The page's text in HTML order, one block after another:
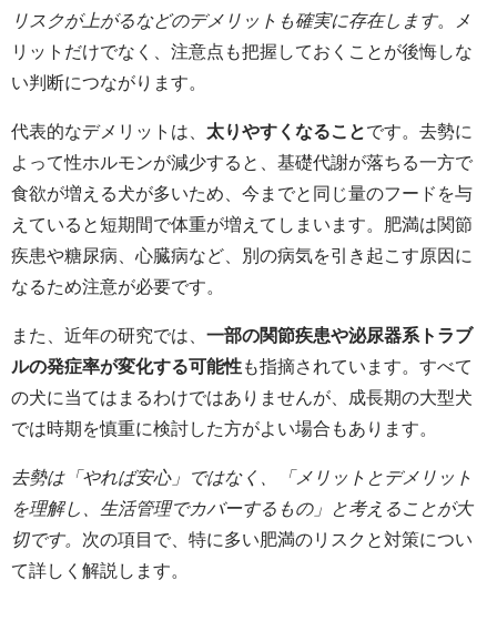
リスクが上がるなどのデメリットも確実に存在します。メ
リットだけでなく、注意点も把握しておくことが後悔しな
い判断につながります。
代表的なデメリットは、 太りやすくなることです。去勢に
よって性ホルモンが減少すると、基礎代謝が落ちる一方で
食欲が増える犬が多いため、今までと同じ量のフードを与
えていると短期間で体重が増えてしまいます。肥満は関節
疾患や糖尿病、心臓病など、別の病気を引き起こす原因に
なるため注意が必要です。
また、近年の研究では、 一部の関節疾患や泌尿器系トラブ
ルの発症率が変化する可能性も指摘されています。すべて
の犬に当てはまるわけではありませんが、成長期の大型犬
では時期を慎重に検討した方がよい場合もあります。
去勢は「やれば安心」ではなく、「メリットとデメリット
を理解し、生活管理でカバーするもの」と考えることが大
切です。 次の項目で、特に多い肥満のリスクと対策につい
て詳しく解説します。